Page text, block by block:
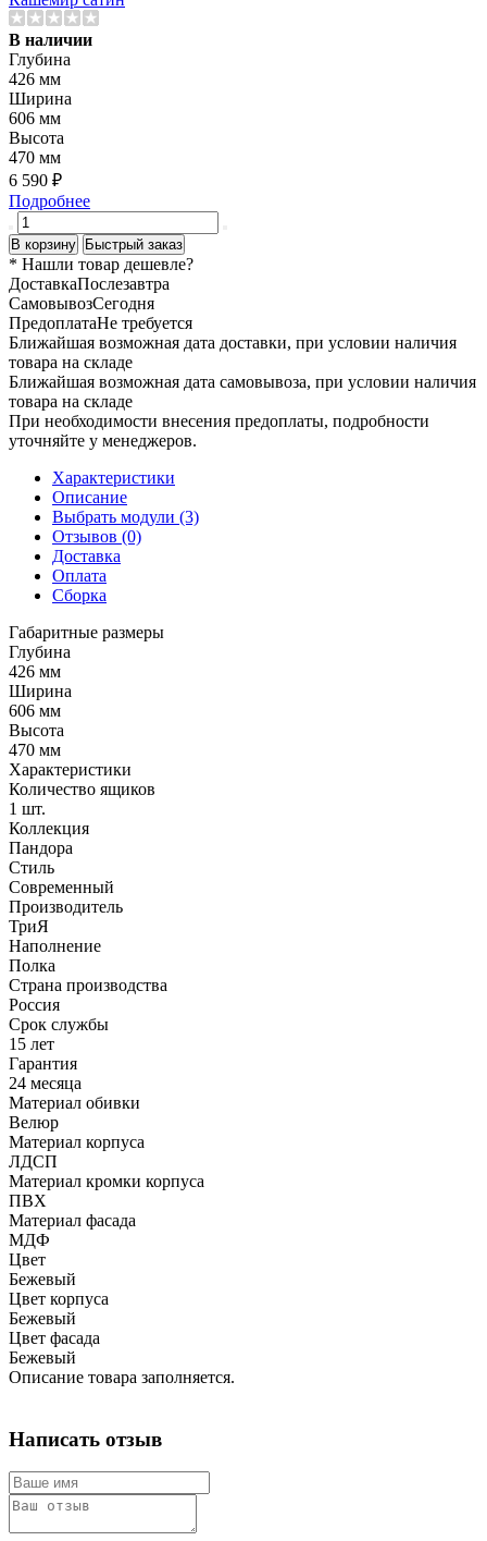
В наличии
Глубина
426 мм
Ширина
606 мм
Высота
470 мм
6 590 ₽
Подробнее
В корзину Быстрый заказ
* Нашли товар дешевле?
ДоставкаПослезавтра
СамовывозСегодня
ПредоплатаНе требуется
Ближайшая возможная дата доставки, при условии наличия
товара на складе
Ближайшая возможная дата самовывоза, при условии наличия
товара на складе
При необходимости внесения предоплаты, подробности
уточняйте у менеджеров.
Характеристики
Описание
Выбрать модули (3)
Отзывов (0)
Доставка
Оплата
Сборка
Габаритные размеры
Глубина
426 мм
Ширина
606 мм
Высота
470 мм
Характеристики
Количество ящиков
1 шт.
Коллекция
Пандора
Стиль
Современный
Производитель
ТриЯ
Наполнение
Полка
Страна производства
Россия
Срок службы
15 лет
Гарантия
24 месяца
Материал обивки
Велюр
Материал корпуса
ЛДСП
Материал кромки корпуса
ПВХ
Материал фасада
МДФ
Цвет
Бежевый
Цвет корпуса
Бежевый
Цвет фасада
Бежевый
Описание товара заполняется.
Написать отзыв